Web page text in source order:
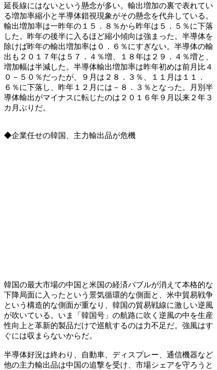
延長線にはないという懸念が多い。輸出増加の裏で表れてい
る増加率縮小と半導体錯視現象がその懸念を代弁している。
輸出増加率は一昨年の１５．８％から昨年は５．５％に下落
した。昨年の後半に入るほど縮小傾向は強まった。半導体を
除けば昨年の輸出増加率は０．６％にすぎない。半導体の輸
出も２０１７年は５７．４％増、１８年は２９．４％増と、
増加幅は半減した。半導体輸出増加率は昨年初めは前月比４
０－５０％だったが、９月は２８．３％、１１月は１１．
６％に下落し、昨年１２月には－８．３％となった。月別半
導体輸出がマイナスに転じたのは２０１６年９月以来２年３
カ月ぶりだ。
◆企業任せの韓国、主力輸出品が危機
韓国の最大市場の中国と米国の経済バブルが消えて本格的な
下降局面に入ったという景気循環的な側面と、米中貿易戦争
という構造的な側面が重なり、韓国の貿易戦線に激しい逆風
が吹いている。いま「韓国号」の航路に吹く逆風の中を生産
性向上と革新的製品だけで巡航するのは力不足だ。強風はす
ぐには収まらないからだ。
半導体好況は終わり、自動車、ディスプレー、通信機器など
他の主力輸出品は中国の追撃を受け、市場シェアを守ろうと